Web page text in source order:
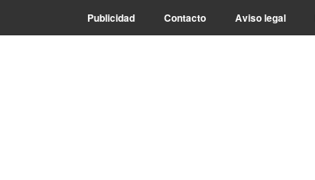
Publicidad Contacto Aviso legal